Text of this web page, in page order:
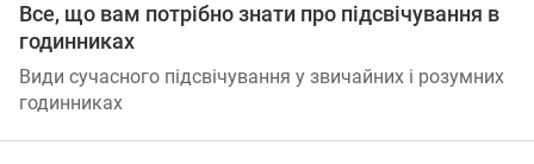
Все, що вам потрібно знати про підсвічування в
годинниках
Види сучасного підсвічування у звичайних і розумних
годинниках